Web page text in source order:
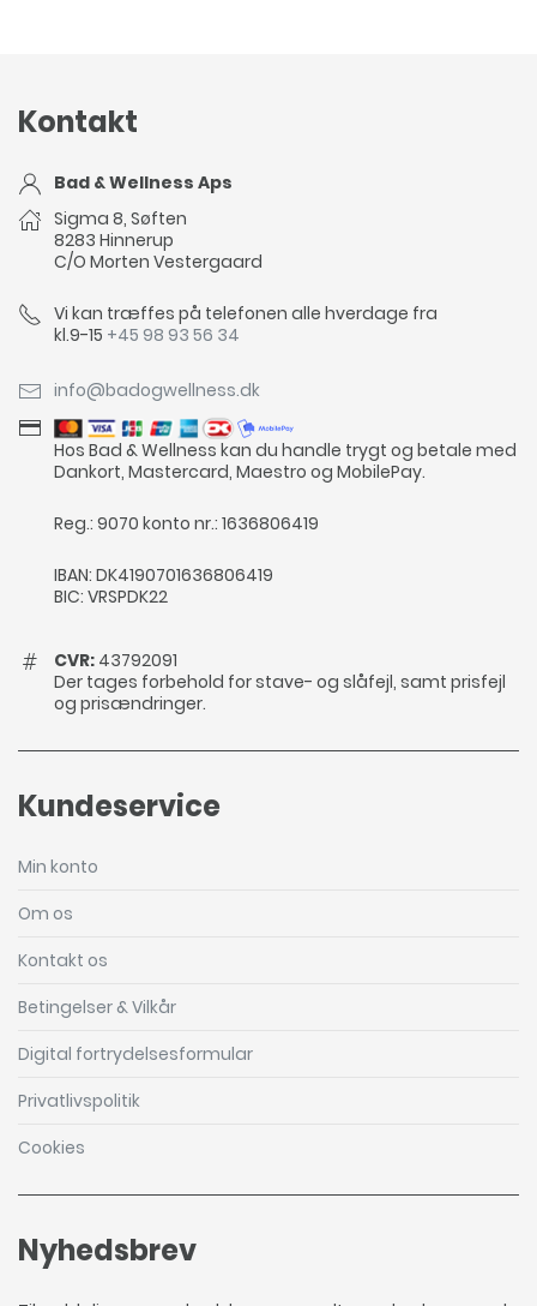
Kontakt
Bad & Wellness Aps
Sigma 8, Søften
8283 Hinnerup
C/O Morten Vestergaard
Vi kan træffes på telefonen alle hverdage fra
kl.9-15 +45 98 93 56 34
info@badogwellness.dk
Hos Bad & Wellness kan du handle trygt og betale med
Dankort, Mastercard, Maestro og MobilePay.
Reg.: 9070 konto nr.: 1636806419
IBAN: DK4190701636806419
BIC: VRSPDK22
CVR: 43792091
Der tages forbehold for stave- og slåfejl, samt prisfejl
og prisændringer.
Kundeservice
Min konto
Om os
Kontakt os
Betingelser & Vilkår
Digital fortrydelsesformular
Privatlivspolitik
Cookies
Nyhedsbrev